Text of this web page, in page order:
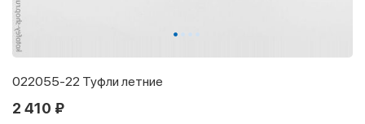
022055-22 Туфли летние
2 410 ₽